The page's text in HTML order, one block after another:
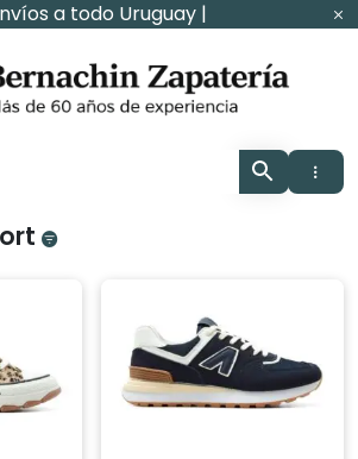
a todo Uruguay |